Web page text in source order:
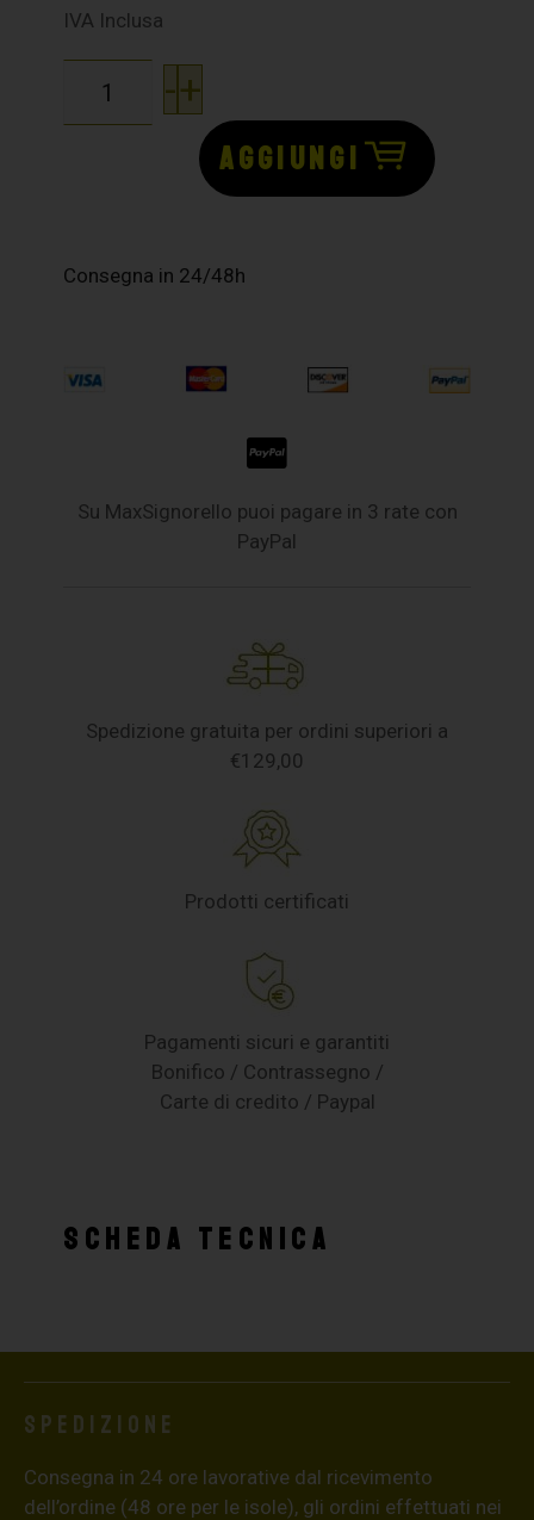
IVA Inclusa
-+
AGGIUNGI
Consegna in 24/48h
Su MaxSignorello puoi pagare in 3 rate con
PayPal
Spedizione gratuita per ordini superiori a
€129,00
Prodotti certificati
Pagamenti sicuri e garantiti
Bonifico / Contrassegno /
Carte di credito / Paypal
SCHEDA TECNICA
Spedizione
Consegna in 24 ore lavorative dal ricevimento
dell’ordine (48 ore per le isole), gli ordini effettuati nei